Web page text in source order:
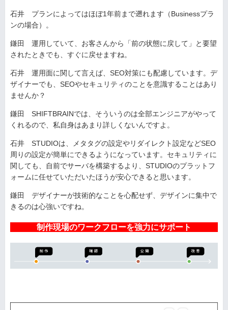
石井 プランによってはほぼ1年前まで遡れます（Businessプラ
ンの場合）。
鎌田 運用していて、お客さんから「前の状態に戻して」と要望
されたときでも、すぐに戻せますね。
石井 運用面に関して言えば、SEO対策にも配慮しています。デ
ザイナーでも、SEOやセキュリティのことを意識することはあり
ませんか？
鎌田 SHIFTBRAINでは、そういうのは全部エンジニアがやって
くれるので、私自身はあまり詳しくないんですよ。
石井 STUDIOは、メタタグの設定やリダイレクト設定などSEO
周りの設定が簡単にできるようになっています。セキュリティに
関しても、自前でサーバを構築するより、STUDIOのプラットフ
ォームに任せていただいたほうが安心できると思います。
鎌田 デザイナーが技術的なことを心配せず、デザインに集中で
きるのは心強いですね。
制作現場のワークフローを強力にサポート